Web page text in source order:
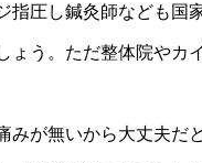
指圧し鍼灸師なども
ょう。ただ整体院や
みが無いから大丈夫だ